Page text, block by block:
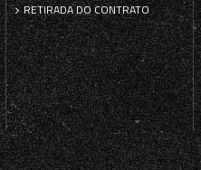
RETIRADA DO CONTRATO